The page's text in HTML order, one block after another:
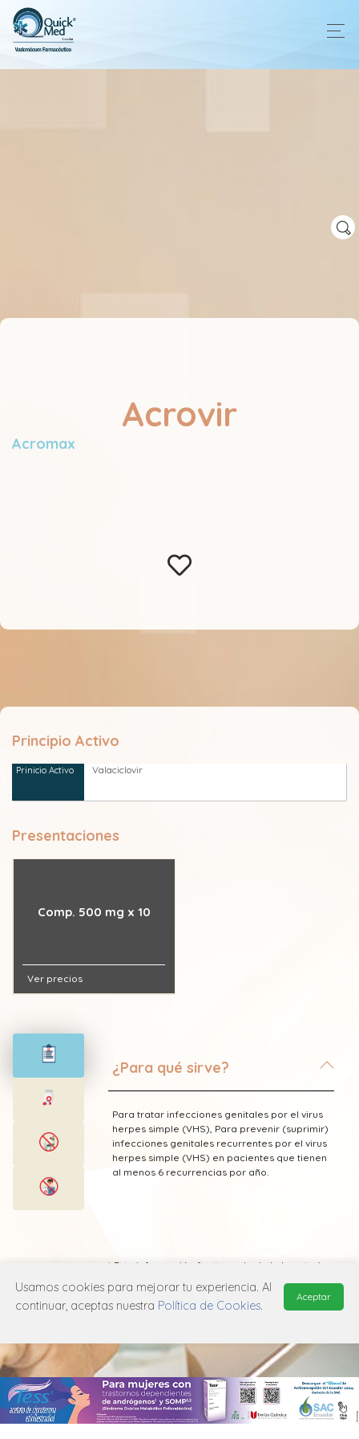
Acrovir
Acromax
Principio Activo
Valaciclovir
Presentaciones
Comp. 500 mg x 10
Ver precios
¿Para qué sirve?
Para tratar infecciones genitales por el virus
herpes simple (VHS), Para prevenir (suprimir)
infecciones genitales recurrentes por el virus
herpes simple (VHS) en pacientes que tienen
al menos 6 recurrencias por año.
* Esta información fue tomada de Laboratorio
Farmacéutico Edifarm (ISBN: 9798281009201)
MANUAL DE USUARIO
POLÍTICA DE PRIVACIDAD
POLÍTICA DE COOKIES
Usamos cookies para mejorar tu experiencia. Al
continuar, aceptas nuestra Política de Cookies.
Aceptar